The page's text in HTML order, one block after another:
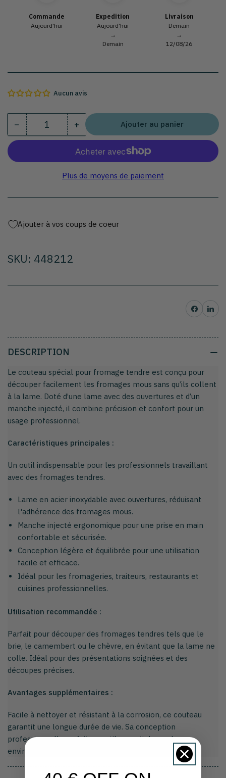
Commande
Aujourd'hui
Expedition
Aujourd'hui
→
Demain
Livraison
Demain
→
12/08/26
Aucun avis
− Diminuer
la
pour
pâte
Quantité +Augmenter
la
quantité
pour
Couteau
pâte
Ajouter au panier
Plus de moyens de paiement
Ajouter à vos coups de coeur
SKU: 448212
Partager surPartager
DESCRIPTION
Le couteau spécial pour fromage tendre est conçu pour
découper facilement les fromages mous sans qu’ils collent
à la lame. Doté d’une lame avec des ouvertures et d’un
manche injecté, il combine précision et confort pour un
usage professionnel.
Caractéristiques principales :
Un outil indispensable pour les professionnels travaillant
avec des fromages tendres.
Lame en acier inoxydable avec ouvertures, réduisant
l'adhérence des fromages mous.
Manche injecté ergonomique pour une prise en main
confortable et sécurisée.
Conception légère et équilibrée pour une utilisation
facile et efficace.
Idéal pour les fromageries, traiteurs, restaurants et
cuisines professionnelles.
Utilisation recommandée :
Parfait pour découper des fromages tendres tels que le
brie, le camembert ou le chèvre, en évitant que la lame ne
colle. Idéal pour des présentations soignées et des
découpes précises.
Avantages supplémentaires :
Facile à nettoyer et résistant à la corrosion, ce couteau
garantit une longue durée de vie. Sa conception
professionnelle en fait un outil essentiel pour les
environnements exigeants.